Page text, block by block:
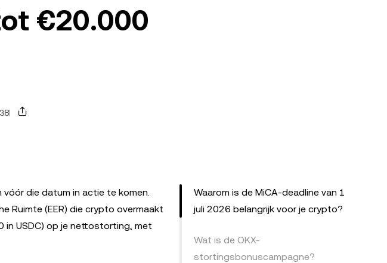
€20.000
38
vóór die datum in actie te komen.
Ruimte (EER) die crypto overmaakt
in USDC) op je nettostorting, met
Waarom is de MiCA-deadline van 1
juli 2026 belangrijk voor je crypto?
Wat is de OKX-
stortingsbonuscampagne?